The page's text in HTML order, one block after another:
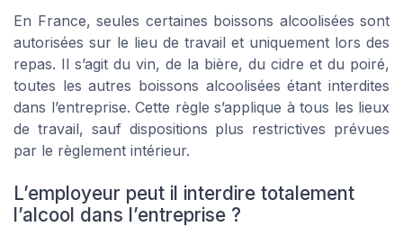
En France, seules certaines boissons alcoolisées sont
autorisées sur le lieu de travail et uniquement lors des
repas. Il s’agit du vin, de la bière, du cidre et du poiré,
toutes les autres boissons alcoolisées étant interdites
dans l’entreprise. Cette règle s’applique à tous les lieux
de travail, sauf dispositions plus restrictives prévues
par le règlement intérieur.
L’employeur peut il interdire totalement
l’alcool dans l’entreprise ?